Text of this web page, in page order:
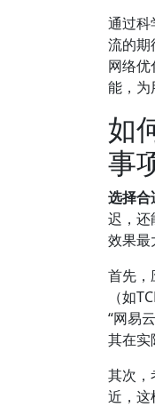
通过科
流的期
网络
能，为
如
事
选择合
迟，还
效果最
首先，
（如
“网易
其在实
其次，
近，这